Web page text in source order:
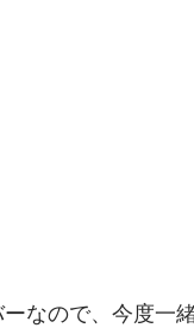
なので、今度一